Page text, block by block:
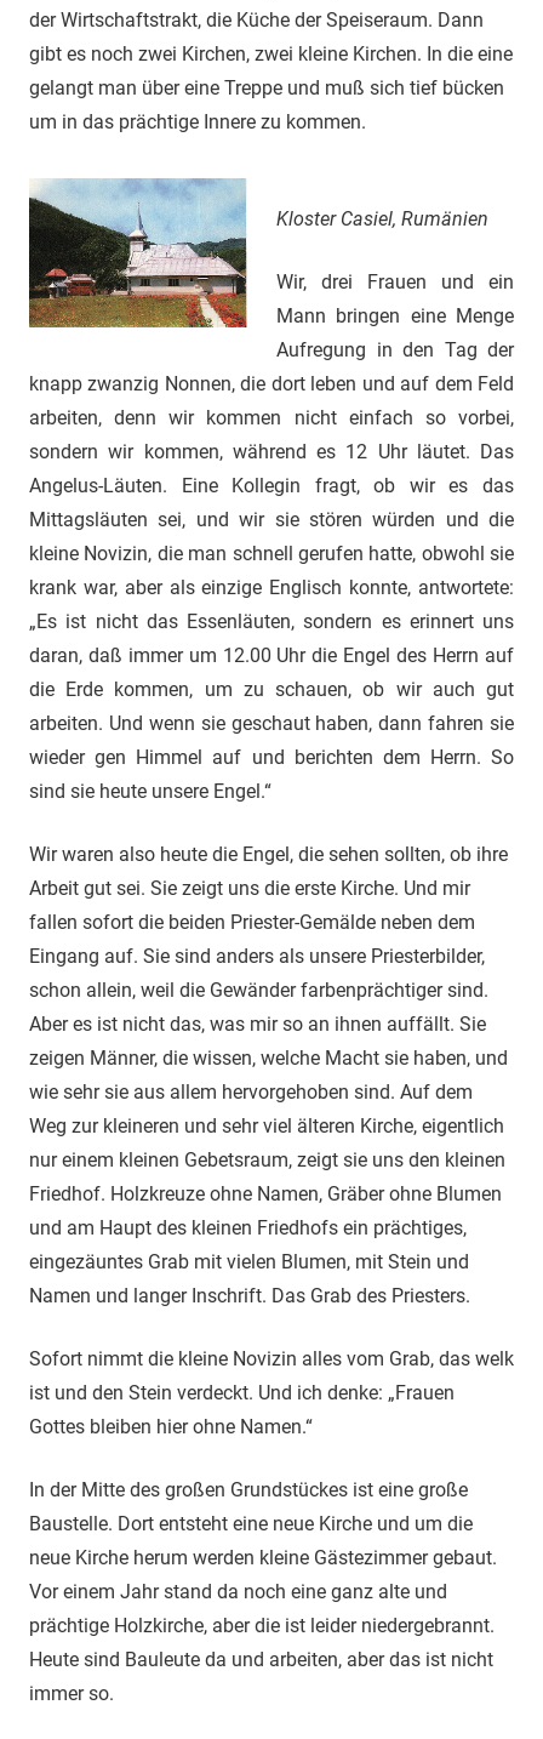
der Wirtschaftstrakt, die Küche der Speiseraum. Dann
gibt es noch zwei Kirchen, zwei kleine Kirchen. In die eine
gelangt man über eine Treppe und muß sich tief bücken
um in das prächtige Innere zu kommen.
Kloster Casiel, Rumänien
Wir, drei Frauen und ein
Mann bringen eine Menge
Aufregung in den Tag der
knapp zwanzig Nonnen, die dort leben und auf dem Feld
arbeiten, denn wir kommen nicht einfach so vorbei,
sondern wir kommen, während es 12 Uhr läutet. Das
Angelus-Läuten. Eine Kollegin fragt, ob wir es das
Mittagsläuten sei, und wir sie stören würden und die
kleine Novizin, die man schnell gerufen hatte, obwohl sie
krank war, aber als einzige Englisch konnte, antwortete:
„Es ist nicht das Essenläuten, sondern es erinnert uns
daran, daß immer um 12.00 Uhr die Engel des Herrn auf
die Erde kommen, um zu schauen, ob wir auch gut
arbeiten. Und wenn sie geschaut haben, dann fahren sie
wieder gen Himmel auf und berichten dem Herrn. So
sind sie heute unsere Engel.“
Wir waren also heute die Engel, die sehen sollten, ob ihre
Arbeit gut sei. Sie zeigt uns die erste Kirche. Und mir
fallen sofort die beiden Priester-Gemälde neben dem
Eingang auf. Sie sind anders als unsere Priesterbilder,
schon allein, weil die Gewänder farbenprächtiger sind.
Aber es ist nicht das, was mir so an ihnen auffällt. Sie
zeigen Männer, die wissen, welche Macht sie haben, und
wie sehr sie aus allem hervorgehoben sind. Auf dem
Weg zur kleineren und sehr viel älteren Kirche, eigentlich
nur einem kleinen Gebetsraum, zeigt sie uns den kleinen
Friedhof. Holzkreuze ohne Namen, Gräber ohne Blumen
und am Haupt des kleinen Friedhofs ein prächtiges,
eingezäuntes Grab mit vielen Blumen, mit Stein und
Namen und langer Inschrift. Das Grab des Priesters.
Sofort nimmt die kleine Novizin alles vom Grab, das welk
ist und den Stein verdeckt. Und ich denke: „Frauen
Gottes bleiben hier ohne Namen.“
In der Mitte des großen Grundstückes ist eine große
Baustelle. Dort entsteht eine neue Kirche und um die
neue Kirche herum werden kleine Gästezimmer gebaut.
Vor einem Jahr stand da noch eine ganz alte und
prächtige Holzkirche, aber die ist leider niedergebrannt.
Heute sind Bauleute da und arbeiten, aber das ist nicht
immer so.